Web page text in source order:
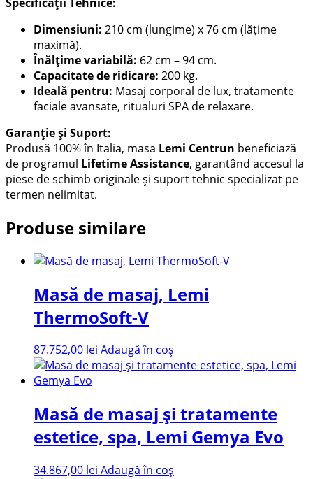
Dimensiuni: 210 cm (lungime) x 76 cm (lățime
maximă).
Înălțime variabilă: 62 cm – 94 cm.
Capacitate de ridicare: 200 kg.
Ideală pentru: Masaj corporal de lux, tratamente
faciale avansate, ritualuri SPA de relaxare.
Garanție și Suport:
Produsă 100% în Italia, masa Lemi Centrun beneficiază
de programul Lifetime Assistance, garantând accesul la
piese de schimb originale și suport tehnic specializat pe
termen nelimitat.
Produse similare
Masă de masaj, Lemi
ThermoSoft-V
87.752,00 lei Adaugă în coș
Masă de masaj și tratamente
estetice, spa, Lemi Gemya Evo
34.867,00 lei Adaugă în coș